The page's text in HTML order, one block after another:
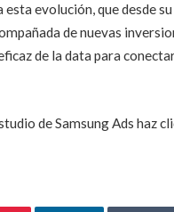
esta evolución, que desde
de nuevas
de la data para
de Samsung Ads haz